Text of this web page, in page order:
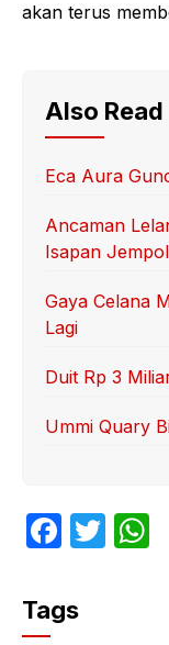
akan terus
Also Read
Eca Aura
Ancaman
Isapan Jempol
Gaya Celana
Lagi
Duit Rp 3
Ummi Quary
F
c
e
T
Tags